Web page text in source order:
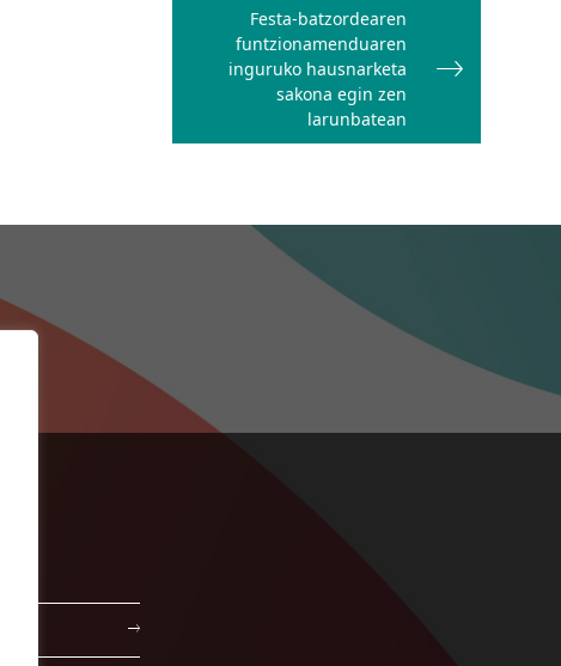
Festa-batzordearen
funtzionamenduaren
inguruko hausnarketa
sakona egin zen
larunbatean